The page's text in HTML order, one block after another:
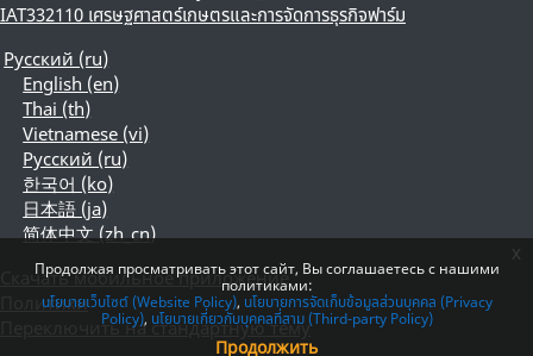
IAT332110 เศรษฐศาสตร์เกษตรและการจัดการธุรกิจฟาร์ม
Русский ‎(ru)‎
English ‎(en)‎
Thai ‎(th)‎
Vietnamese ‎(vi)‎
Русский ‎(ru)‎
한국어 ‎(ko)‎
日本語 ‎(ja)‎
简体中文 ‎(zh_cn)‎
Скачать мобильное приложение
Политики
Переключить на стандартную тему
Продолжая просматривать этот сайт, Вы соглашаетесь с нашими
политиками:
นโยบายเว็บไซต์ (Website Policy) นโยบายการจัดเก็บข้อมูลส่วนบุคคล (Privacy
Policy) นโยบายเกี่ยวกับบุคคลที่สาม (Third-party Policy)
Продолжить
x